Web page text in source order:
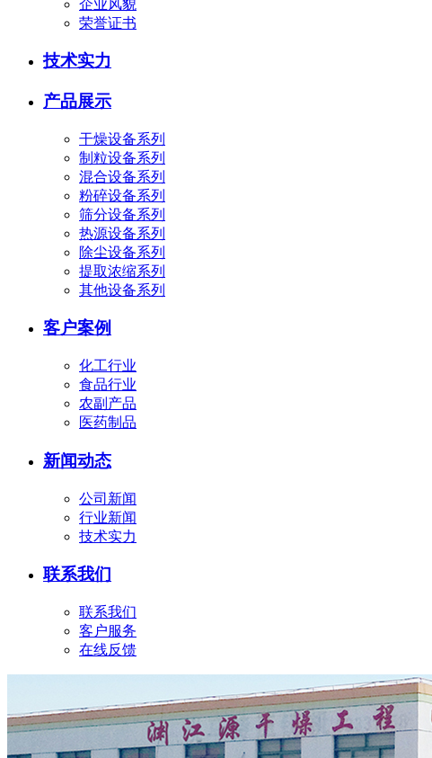
企业风貌
荣誉证书
技术实力
产品展示
干燥设备系列
制粒设备系列
混合设备系列
粉碎设备系列
筛分设备系列
热源设备系列
除尘设备系列
提取浓缩系列
其他设备系列
客户案例
化工行业
食品行业
农副产品
医药制品
新闻动态
公司新闻
行业新闻
技术实力
联系我们
联系我们
客户服务
在线反馈